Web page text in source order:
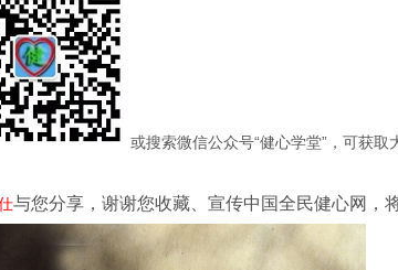
慰
朋
友
或搜索微信公众号“健心学堂”，可获取
与您分享，谢谢您收藏、宣传中国全民健心网，